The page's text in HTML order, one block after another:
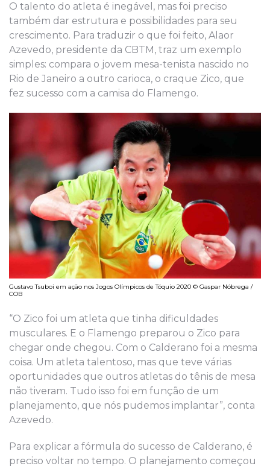
O talento do atleta é inegável, mas foi preciso
também dar estrutura e possibilidades para seu
crescimento. Para traduzir o que foi feito, Alaor
Azevedo, presidente da CBTM, traz um exemplo
simples: compara o jovem mesa-tenista nascido no
Rio de Janeiro a outro carioca, o craque Zico, que
fez sucesso com a camisa do Flamengo.
Gustavo Tsuboi em ação nos Jogos Olímpicos de Tóquio 2020 © Gaspar Nóbrega /
COB
“O Zico foi um atleta que tinha dificuldades
musculares. E o Flamengo preparou o Zico para
chegar onde chegou. Com o Calderano foi a mesma
coisa. Um atleta talentoso, mas que teve várias
oportunidades que outros atletas do tênis de mesa
não tiveram. Tudo isso foi em função de um
planejamento, que nós pudemos implantar”, conta
Azevedo.
Para explicar a fórmula do sucesso de Calderano, é
preciso voltar no tempo. O planejamento começou